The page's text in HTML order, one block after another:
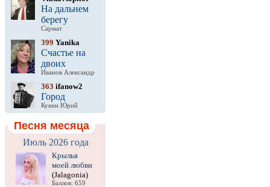
На дальнем
берегу
Сармат
399 Yanika
Счастье на
двоих
Иванов Александр
363 ifanow2
Город
Кукин Юрий
Песня месяца
Июль 2026 года
Крылья
моей любви
(Jalagonia)
Баллов: 659